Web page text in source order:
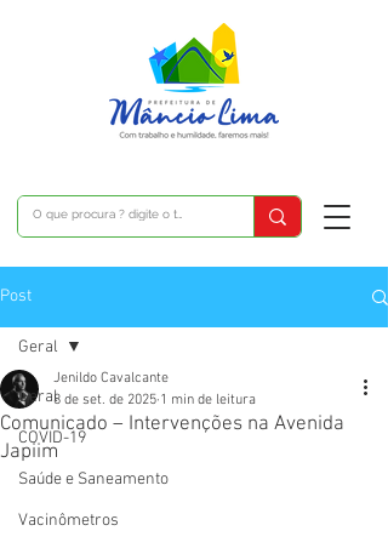
Post
Geral
COVID-19
Saúde e Saneamento
Vacinômetros
Geral
Comunicado – Intervenções na Avenida
Japiim
Jenildo Cavalcante
8 de set. de 2025 1 min de leitura